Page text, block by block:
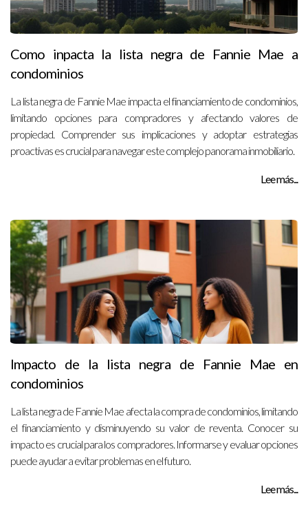
Como inpacta la lista negra de Fannie Mae a
condominios
La lista negra de Fannie Mae impacta el financiamiento de condominios,
limitando opciones para compradores y afectando valores de
propiedad. Comprender sus implicaciones y adoptar estrategias
proactivas es crucial para navegar este complejo panorama inmobiliario.
Lee más...
Impacto de la lista negra de Fannie Mae en
condominios
La lista negra de Fannie Mae afecta la compra de condominios, limitando
el financiamiento y disminuyendo su valor de reventa. Conocer su
impacto es crucial para los compradores. Informarse y evaluar opciones
puede ayudar a evitar problemas en el futuro.
Lee más...